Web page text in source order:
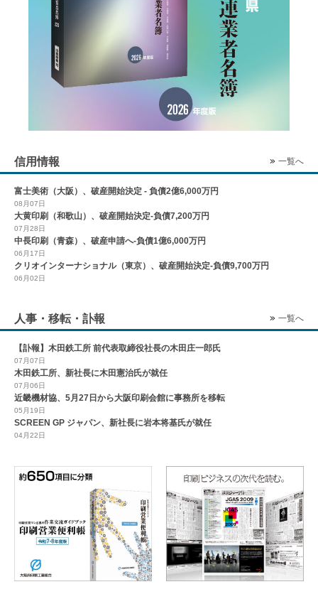
信用情報 一覧へ
富士美術（大阪）、破産開始決定 - 負債2億6,000万円
08月07日
大黄印刷（和歌山）、破産開始決定-負債7,200万円
07月28日
中長印刷（青森）、破産申請へ-負債1億6,000万円
06月17日
クリオインターナショナル（東京）、破産開始決定-負債9,700万円
06月02日
人事・移転・訃報 一覧へ
【訃報】木田鉄工所 前代表取締役社長の木田庄一郎氏
07月07日
木田鉄工所、新社長に木田憲治氏が就任
07月06日
近畿機材協、5月27日から大阪印刷会館に事務所を移転
05月19日
SCREEN GP ジャパン、新社長に岩本将基氏が就任
04月22日